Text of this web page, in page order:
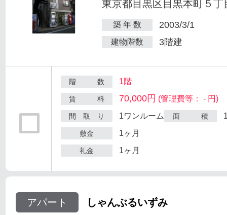
東京都目黒区目黒本町５丁
築 年 数 2003/3/1
建物階数 3階建
階 数 1階
賃 料 70,000円 (管理費等： - 円)
間 取 り 1ワンルーム 面 積
敷金 1ヶ月
礼金 1ヶ月
アパート しゃんぶるいずみ